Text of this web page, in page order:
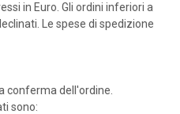
in Euro. Gli ordini inferiori a
Le spese di spedizione
conferma dell'ordine.
sono: